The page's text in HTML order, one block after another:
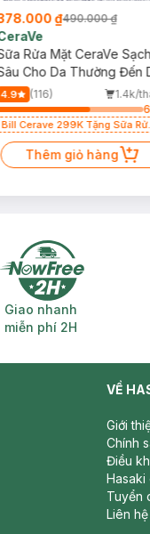
₫490.000 ₫
Rửa Mặt CeraVe
Cho Da Thường Đến
473ml
4.9 (116)
1.4k/
Bill Cerave 299K Tặng Sữa
Thêm giỏ hàng
Giao nhanh
Giao nhanh
miễn phí 2H
VỀ
Giới
Chính
Điều
Hasaki
Tuyển
Liên hệ